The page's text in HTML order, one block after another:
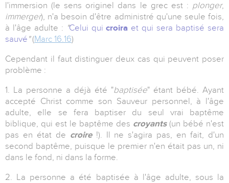
l'immersion (le sens originel dans le grec est : plonger,
immerger), n'a besoin d'être administré qu'une seule fois,
à l'âge adulte : "Celui quicroira et qui sera baptisé sera
sauvé "(Marc 16.16)
Cependant il faut distinguer deux cas qui peuvent poser
problème :
1. La personne a déjà été "baptisée" étant bébé. Ayant
accepté Christ comme son Sauveur personnel, à l'âge
adulte, elle se fera baptiser du seul vrai baptême
biblique, qui est le baptême des croyants(un bébé n'est
pas en état de croire!). Il ne s'agira pas, en fait, d'un
second baptême, puisque le premier n'en était pas un, ni
dans le fond, ni dans la forme.
2. La personne a été baptisée à l'âge adulte, sous la